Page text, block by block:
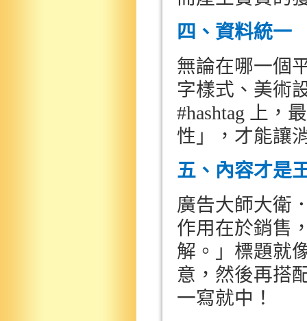
四、資料統一
無論在哪一個
字樣式、美術
#hashtag
上，
性」，才能讓
五、內容才是
廣告大師大衛
作用在於銷售
解。」標題就
意，然後再搭
一寫就中！